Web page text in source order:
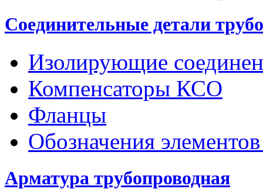
Соединительные детали
Изолирующие
Компенсаторы КСО
Фланцы
Обозначения
Арматура трубопроводная